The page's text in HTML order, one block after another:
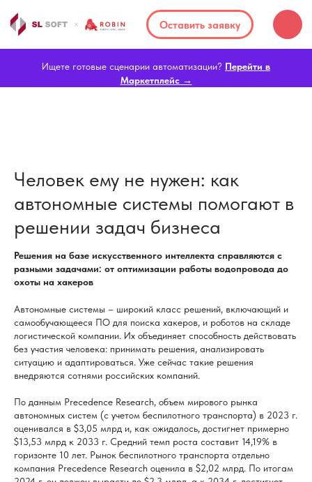
Оставить заявку
Ищете готовые сценарии автоматизации? Перейти в
Маркетплейс →
Человек ему не нужен: как
автономные системы помогают в
решении задач бизнеса
Решения на базе искусственного интеллекта справляются с
разными задачами: от оптимизации работы водопровода до
охоты на хакеров
Автономные системы – широкий класс решений, включающий и
самообучающееся ПО для поиска хакеров, и роботов на складе
логистической компании. Их объединяет способность действовать
без участия человека: принимать решения, анализировать
ситуацию и адаптироваться. Уже сейчас такие решения
внедряются сотнями российских компаний.
По данным Precedence Research, объем мирового рынка
автономных систем (с учетом беспилотного транспорта) в 2023 г.
оценивался в $3,05 млрд и, как ожидалось, достигнет примерно
$13,53 млрд к 2033 г. Средний темп роста составит 14,19% в
горизонте 10 лет. Рынок беспилотного транспорта отдельно
компания Precedence Research оценила в $2,02 млрд. По итогам